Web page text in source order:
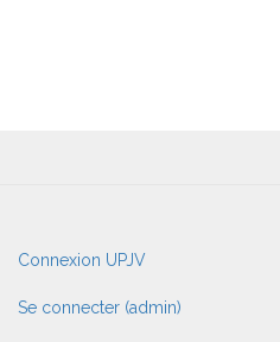
User
account
menu
Connexion UPJV
Se connecter (admin)